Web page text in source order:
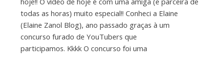
todas as horas) muito especial!! Conheci a Elaine
(Elaine Zanol Blog), ano passado graças à um
concurso furado de YouTubers que
participamos. Kkkk O concurso foi uma